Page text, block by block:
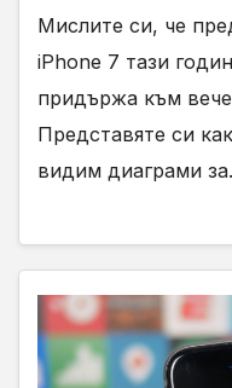
Мислите си, че
iPhone 7 тази
придържа към
Представяте си
видим диаграми